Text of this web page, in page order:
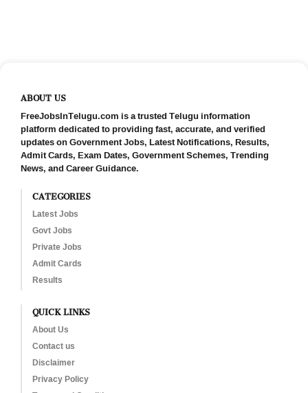
ABOUT US
FreeJobsInTelugu.com is a trusted Telugu information
platform dedicated to providing fast, accurate, and verified
updates on Government Jobs, Latest Notifications, Results,
Admit Cards, Exam Dates, Government Schemes, Trending
News, and Career Guidance.
CATEGORIES
Latest Jobs
Govt Jobs
Private Jobs
Admit Cards
Results
QUICK LINKS
About Us
Contact us
Disclaimer
Privacy Policy